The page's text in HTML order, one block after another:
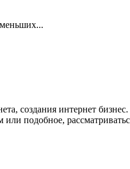
создания интернет
подобное,